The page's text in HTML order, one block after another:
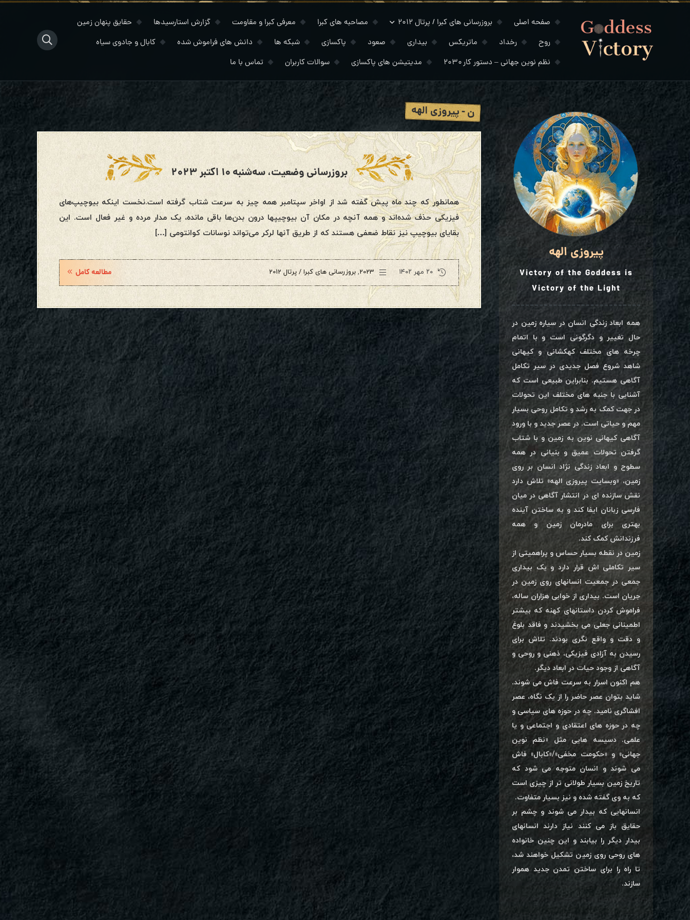
صفحه اصلی بروزرسانی های کبرا / پرتال ۲۰۱۲ مصاحبه های کبرا معرفی کبرا و مقاومت گزارش استارسیدها
حقایق پنهان زمین
روح
رخداد ماتریکس بیداری صعود پاکسازی شبکه ها دانش های فراموش شده
کابال و جادوی سیاه
نظم نوین جهانی – دستور کار ۲۰۳۰
مدیتیشن های پاکسازی سوالات کاربران تماس با ما
ن - پیروزی الهه
بروزرسانی وضعیت، سه‌شنبه ۱۰ اکتبر ۲۰۲۳
همانطور که چند ماه پیش گفته شد از اواخر سپتامبر همه چیز به سرعت شتاب گرفته است.نخست اینکه بیوچیپ‌های
فیزیکی حذف شده‌اند و همه آنچه در مکان آن بیوچیپها درون بدن‌ها باقی مانده، یک مدار مرده و غیر فعال است. این
بقایای بیوچیپ نیز نقاط ضعفی هستند که از طریق آنها لرکر می‌تواند نوسانات کوانتومی […]
۲۰ مهر ۱۴۰۲ 2023
, بروزرسانی های کبرا / پرتال 2012 مطالعه کامل
پیروزی الهه
Victory of the Goddess is
Victory of the Light
همه ابعاد زندگی انسان در سیاره زمین در
حال تغییر و دگرگونی است و با اتمام
چرخه های مختلف کهکشانی و کیهانی
شاهد شروع فصل جدیدی در سیر تکامل
آگاهی هستیم. بنابراین طبیعی است که
آشنایی با جنبه های مختلف این تحولات
در جهت کمک به رشد و تکامل روحی بسیار
مهم و حیاتی است. در عصر جدید و با ورود
آگاهی کیهانی نوین به زمین و با شتاب
گرفتن تحولات عمیق و بنیانی در همه
سطوح و ابعاد زندگی نژاد انسان بر روی
زمین، «وبسایت پیروزی الهه» تلاش دارد
نقش سازنده ای در انتشار آگاهی در میان
فارسی زبانان ایفا کند و به ساختن آینده
بهتری برای مادرمان زمین و همه
فرزندانش کمک کند.
زمین در نقطه بسیار حساس و پراهمیتی از
سیر تکاملی اش قرار دارد و یک بیداری
جمعی در جمعیت انسانهای روی زمین در
جریان است. بیداری از خوابی هزاران ساله،
فراموش کردن داستانهای کهنه که بیشتر
اطمینانی جعلی می بخشیدند و فاقد بلوغ
و دقت و واقع نگری بودند. تلاش برای
رسیدن به آزادی فیزیکی، ذهنی و روحی و
آگاهی از وجود حیات در ابعاد دیگر.
هم اکنون اسرار به سرعت فاش می شوند.
شاید بتوان عصر حاضر را از یک نگاه، عصر
افشاگری نامید. چه در حوزه های سیاسی و
چه در حوزه های اعتقادی و اجتماعی و یا
علمی. دسیسه هایی مثل «نظم نوین
جهانی» و «حکومت مخفی»/«کابال» فاش
می شوند و انسان متوجه می شود که
تاریخ زمین بسیار طولانی تر از چیزی است
که به وی گفته شده و نیز بسیار متفاوت.
انسانهایی که بیدار می شوند و چشم بر
حقایق باز می کنند نیاز دارند انسانهای
بیدار دیگر را بیابند و این چنین خانواده
های روحی روی زمین تشکیل خواهند شد،
تا راه را برای ساختن تمدن جدید هموار
سازند.